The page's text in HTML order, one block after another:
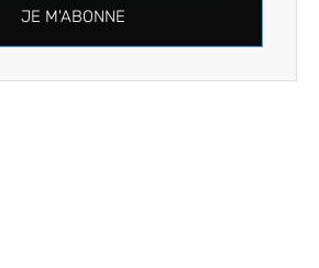
JE M'ABONNE